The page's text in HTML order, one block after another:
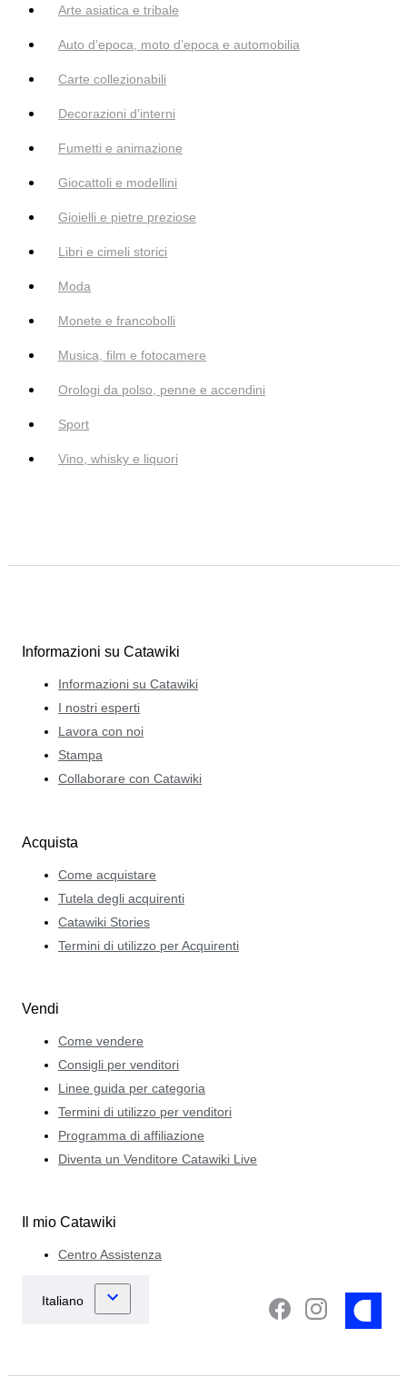
Arte asiatica e tribale
Auto d’epoca, moto d’epoca e automobilia
Carte collezionabili
Decorazioni d'interni
Fumetti e animazione
Giocattoli e modellini
Gioielli e pietre preziose
Libri e cimeli storici
Moda
Monete e francobolli
Musica, film e fotocamere
Orologi da polso, penne e accendini
Sport
Vino, whisky e liquori
Informazioni su Catawiki
Informazioni su Catawiki
I nostri esperti
Lavora con noi
Stampa
Collaborare con Catawiki
Acquista
Come acquistare
Tutela degli acquirenti
Catawiki Stories
Termini di utilizzo per Acquirenti
Vendi
Come vendere
Consigli per venditori
Linee guida per categoria
Termini di utilizzo per venditori
Programma di affiliazione
Diventa un Venditore Catawiki Live
Il mio Catawiki
Centro Assistenza